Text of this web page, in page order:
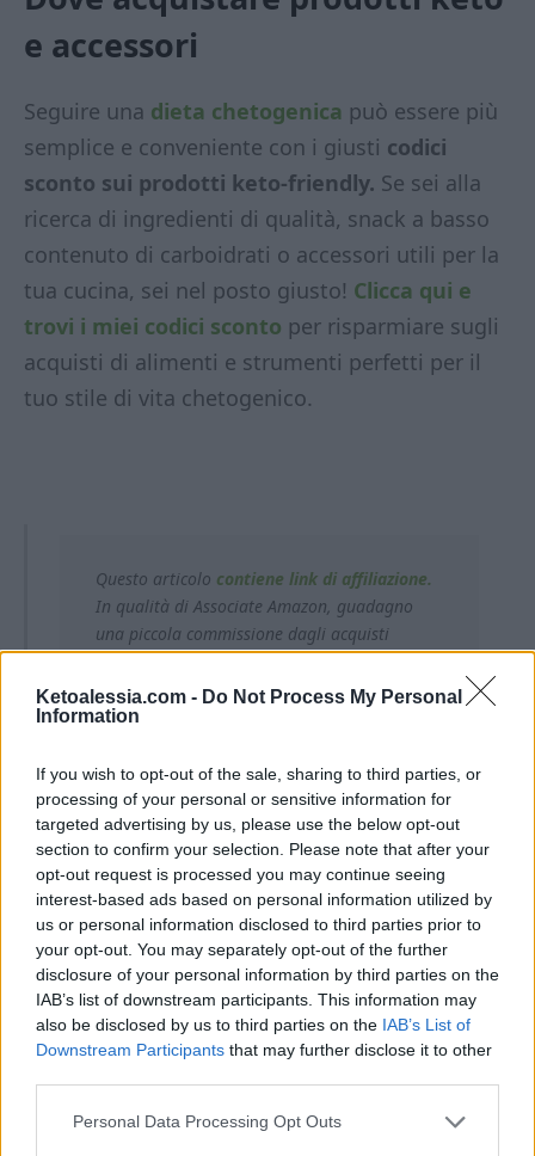
Ketoalessia.com - Do Not Process My Personal
Information
If you wish to opt-out of the sale, sharing to third parties, or
processing of your personal or sensitive information for
targeted advertising by us, please use the below opt-out
section to confirm your selection. Please note that after your
opt-out request is processed you may continue seeing
interest-based ads based on personal information utilized by
us or personal information disclosed to third parties prior to
your opt-out. You may separately opt-out of the further
disclosure of your personal information by third parties on the
IAB’s list of downstream participants. This information may
also be disclosed by us to third parties on the IAB’s List of
Downstream Participants that may further disclose it to other
Personal Data Processing Opt Outs
e accessori
Seguire una dieta chetogenica può essere più
semplice e conveniente con i giusti codici
sconto sui prodotti keto-friendly. Se sei alla
ricerca di ingredienti di qualità, snack a basso
contenuto di carboidrati o accessori utili per la
tua cucina, sei nel posto giusto! Clicca qui e
trovi i miei codici sconto per risparmiare sugli
acquisti di alimenti e strumenti perfetti per il
tuo stile di vita chetogenico.
Questo articolo contiene link di affiliazione.
In qualità di Associate Amazon, guadagno
una piccola commissione dagli acquisti
idonei. L’affiliazione mi aiuta a coprire le
spese associate alla gestione di questo sito.
Per te non ci sono costi aggiuntivi.
Ti lascio alla ricetta completa!